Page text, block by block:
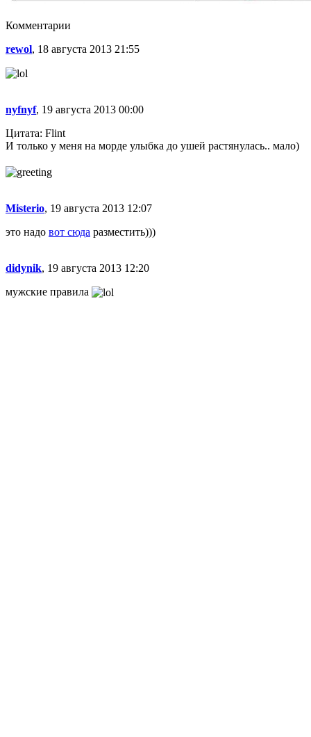
Комментарии
rewol, 18 августа 2013 21:55
nyfnyf, 19 августа 2013 00:00
Цитата: Flint
И только у меня на морде улыбка до ушей растянулась.. мало)
Misterio, 19 августа 2013 12:07
это надо вот сюда разместить)))
didynik, 19 августа 2013 12:20
мужские правила